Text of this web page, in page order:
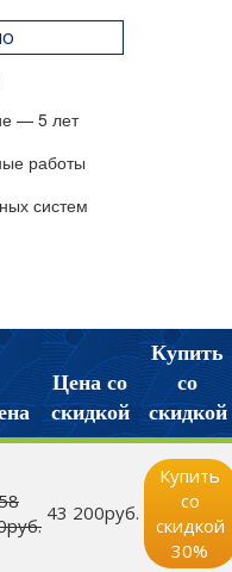
— 5 лет
работы
систем
Цена со
скидкой
Купить
со
скидкой
43 200руб.
Купить
со
скидкой
30%